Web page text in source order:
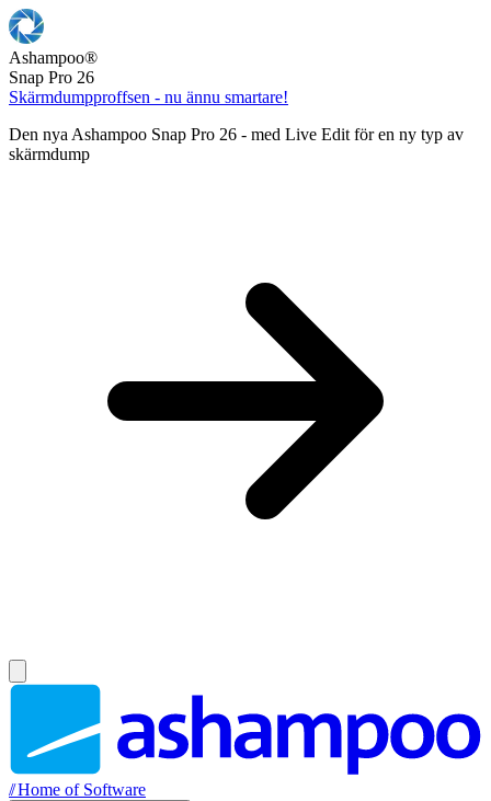
Ashampoo®
Snap Pro 26
Skärmdumpproffsen - nu ännu smartare!
Den nya Ashampoo Snap Pro 26 - med Live Edit för en ny typ av
skärmdump
//Home of Software